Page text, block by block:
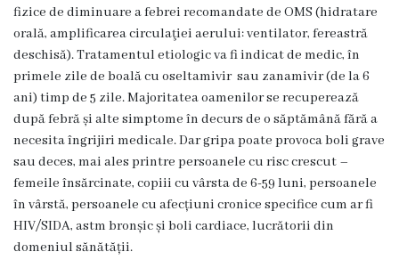
Transparență
Contract
CNAM
Planul
de
achiziții
fizice de diminuare a febrei recomandate de OMS (hidratare
orală, amplificarea circulaţiei aerului: ventilator, fereastră
deschisă). Tratamentul etiologic va fi indicat de medic, în
primele zile de boală cu oseltamivir sau zanamivir (de la 6
ani) timp de 5 zile. Majoritatea oamenilor se recuperează
după febră și alte simptome în decurs de o săptămână fără a
necesita îngrijiri medicale. Dar gripa poate provoca boli grave
sau deces, mai ales printre persoanele cu risc crescut –
femeile însărcinate, copiii cu vârsta de 6-59 luni, persoanele
în vârstă, persoanele cu afecțiuni cronice specifice cum ar fi
HIV/SIDA, astm bronșic și boli cardiace, lucrătorii din
domeniul sănătății.